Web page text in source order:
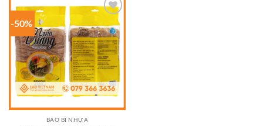
-50%
Add to
wishlist
BAO BÌ NHỰA